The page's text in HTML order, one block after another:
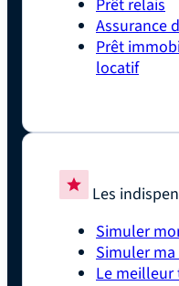
Prêt relais
Assurance
Prêt
locatif
Les
Simuler
Simuler
Le